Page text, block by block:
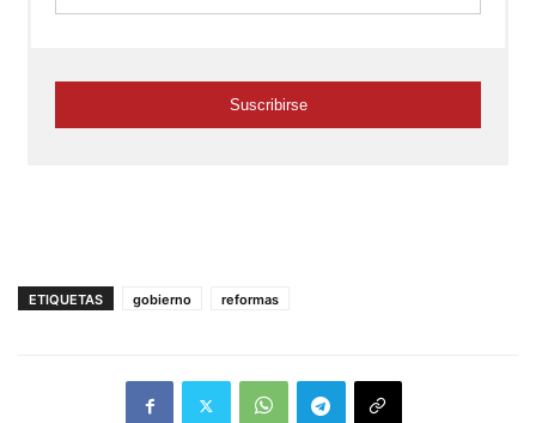
ETIQUETAS gobierno reformas